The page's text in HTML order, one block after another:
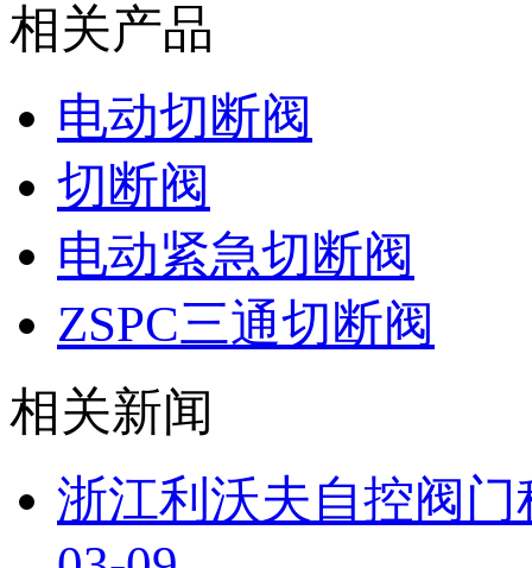
相关产品
电动切断阀
切断阀
电动紧急切断阀
ZSPC三通切断阀
相关新闻
浙江利沃夫自控阀